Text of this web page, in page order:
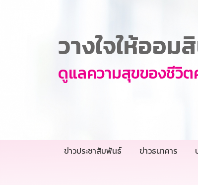
วางใจให้ออม
ดูแลความสุขของชีวิ
ข่าวประชาสัมพันธ์ ข่าวธนาคาร